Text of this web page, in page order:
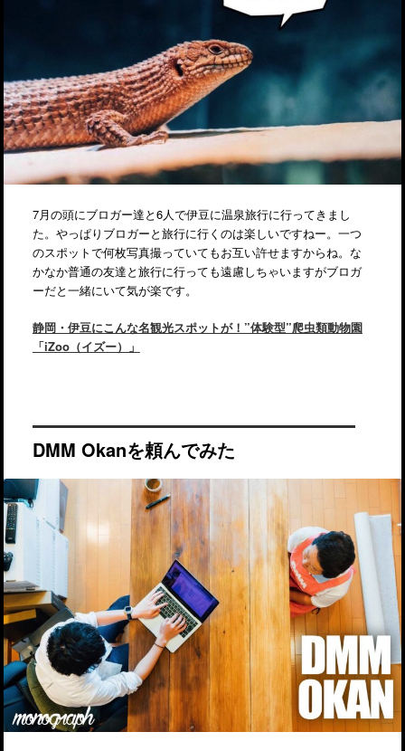
7月の頭にブロガー達と6人で伊豆に温泉旅行に行ってきまし
た。やっぱりブロガーと旅行に行くのは楽しいですねー。一つ
のスポットで何枚写真撮っていてもお互い許せますからね。な
かなか普通の友達と旅行に行っても遠慮しちゃいますがブロガ
ーだと一緒にいて気が楽です。
静岡・伊豆にこんな名観光スポットが！”体験型”爬虫類動物園
「iZoo（イズー）」
DMM Okanを頼んでみた